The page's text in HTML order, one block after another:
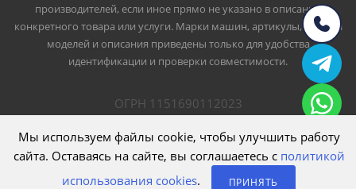
производителей, если иное прямо не указано в описании
конкретного товара или услуги. Марки машин, артикулы, номера
моделей и описания приведены только для удобства
идентификации и проверки совместимости.
ОГРН 1151690112023
ИНН 1661047426
ООО Промышленное оборудование
Мы используем файлы cookie, чтобы улучшить работу
сайта. Оставаясь на сайте, вы соглашаетесь с политикой
использования cookies. ПРИНЯТЬ